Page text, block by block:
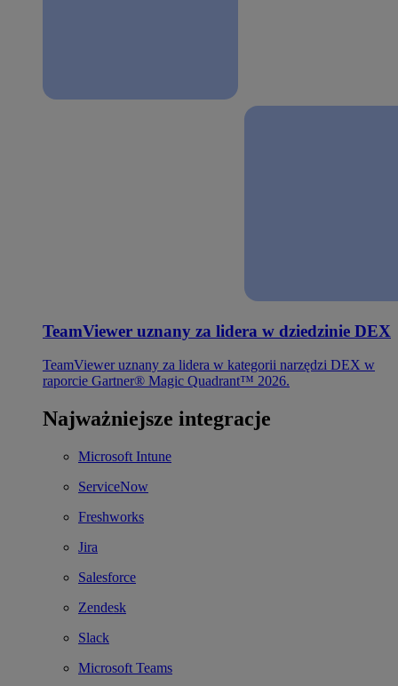
TeamViewer uznany za lidera w dziedzinie DEX
TeamViewer uznany za lidera w kategorii narzędzi DEX w
raporcie Gartner® Magic Quadrant™ 2026.
Najważniejsze integracje
Microsoft Intune
ServiceNow
Freshworks
Jira
Salesforce
Zendesk
Slack
Microsoft Teams